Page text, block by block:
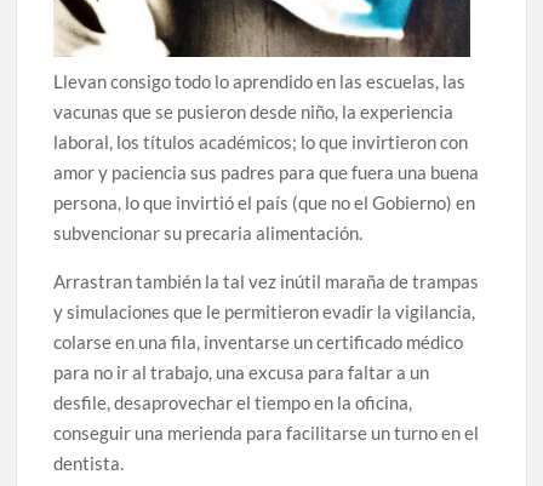
Llevan consigo todo lo aprendido en las escuelas, las
vacunas que se pusieron desde niño, la experiencia
laboral, los títulos académicos; lo que invirtieron con
amor y paciencia sus padres para que fuera una buena
persona, lo que invirtió el país (que no el Gobierno) en
subvencionar su precaria alimentación.
Arrastran también la tal vez inútil maraña de trampas
y simulaciones que le permitieron evadir la vigilancia,
colarse en una fila, inventarse un certificado médico
para no ir al trabajo, una excusa para faltar a un
desfile, desaprovechar el tiempo en la oficina,
conseguir una merienda para facilitarse un turno en el
dentista.